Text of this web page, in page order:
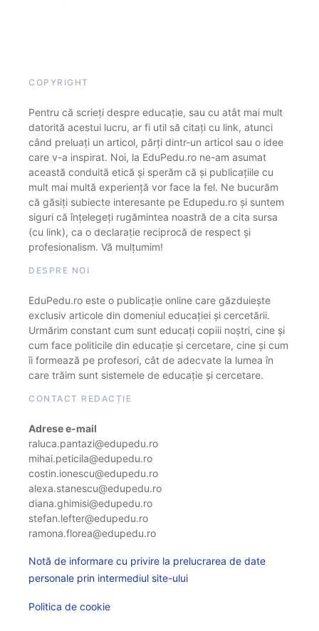
COPYRIGHT
Pentru că scrieți despre educație, sau cu atât mai mult
datorită acestui lucru, ar fi util să citați cu link, atunci
când preluați un articol, părți dintr-un articol sau o idee
care v-a inspirat. Noi, la EduPedu.ro ne-am asumat
această conduită etică și sperăm că și publicațiile cu
mult mai multă experiență vor face la fel. Ne bucurăm
că găsiți subiecte interesante pe Edupedu.ro și suntem
siguri că înțelegeți rugămintea noastră de a cita sursa
(cu link), ca o declarație reciprocă de respect și
profesionalism. Vă mulțumim!
DESPRE NOI
EduPedu.ro este o publicație online care găzduiește
exclusiv articole din domeniul educației și cercetării.
Urmărim constant cum sunt educați copiii noștri, cine și
cum face politicile din educație și cercetare, cine și cum
îi formează pe profesori, cât de adecvate la lumea în
care trăim sunt sistemele de educație și cercetare.
CONTACT REDACȚIE
Adrese e-mail
raluca.pantazi@edupedu.ro
mihai.peticila@edupedu.ro
costin.ionescu@edupedu.ro
alexa.stanescu@edupedu.ro
diana.ghimisi@edupedu.ro
stefan.lefter@edupedu.ro
ramona.florea@edupedu.ro
Notă de informare cu privire la prelucrarea de date
personale prin intermediul site-ului
Politica de cookie